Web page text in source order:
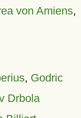
von Amiens,
, Godric
Drbola